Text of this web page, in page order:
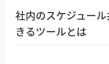
社内のスケジュー
きるツールとは